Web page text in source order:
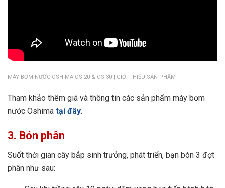
MÁY BƠM NƯỚC OSHIMA OS-20 & OS-30 | GIỚI THIỆU SẢN PHẨM
Tham khảo thêm giá và thông tin các sản phẩm máy bơm
nước Oshima tại đây.
3. Bón phân
Suốt thời gian cây bắp sinh trưởng, phát triển, bạn bón 3 đợt
phân như sau: